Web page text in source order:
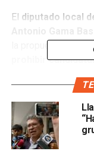
El diputado local
la propuesta
prohibir
positivo, el
antes de que entre
El legislador
transparentar los